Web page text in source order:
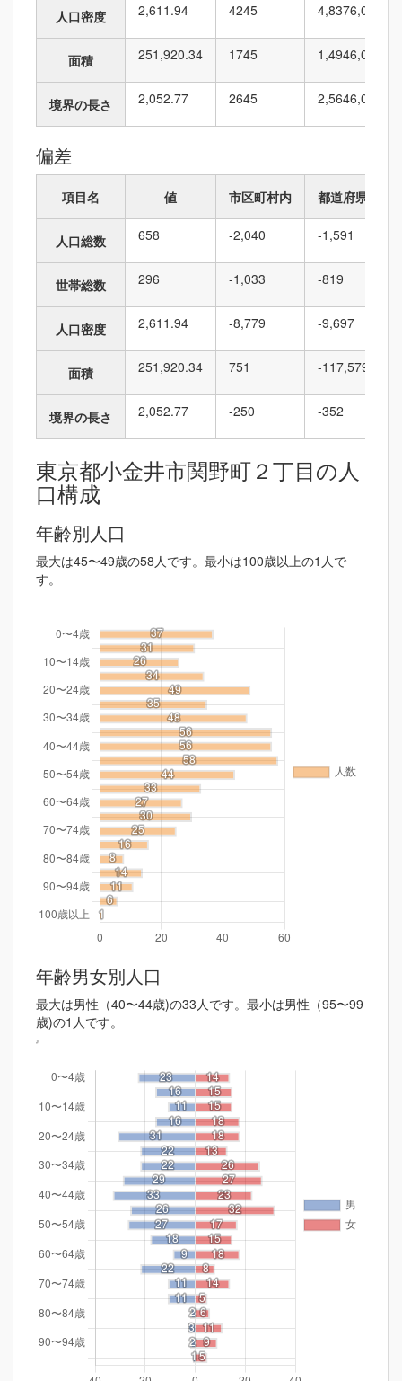
人口密度 2,611.94 4245 4,8376,010
面積 251,920.34 1745 1,4946,010
境界の長さ 2,052.77 2645 2,5646,010
偏差
項目名 値 市区町村内 都道府県内
人口総数 658 -2,040 -1,591
世帯総数 296 -1,033 -819
人口密度 2,611.94 -8,779 -9,697
面積 251,920.34 751 -117,579
境界の長さ 2,052.77 -250 -352
東京都小金井市関野町２丁目の人
口構成
年齢別人口
最大は45〜49歳の58人です。最小は100歳以上の1人で
す。
年齢男女別人口
最大は男性（40〜44歳)の33人です。最小は男性（95〜99
歳)の1人です。